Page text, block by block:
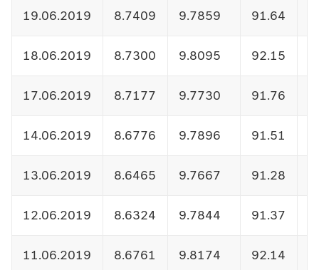
19.06.2019 8.7409 9.7859 91.64
18.06.2019 8.7300 9.8095 92.15
17.06.2019 8.7177 9.7730 91.76
14.06.2019 8.6776 9.7896 91.51
13.06.2019 8.6465 9.7667 91.28
12.06.2019 8.6324 9.7844 91.37
11.06.2019 8.6761 9.8174 92.14